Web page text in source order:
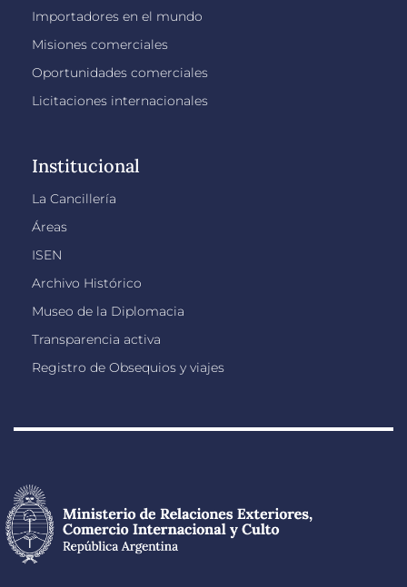
Importadores en el mundo
Misiones comerciales
Oportunidades comerciales
Licitaciones internacionales
Institucional
La Cancillería
Áreas
ISEN
Archivo Histórico
Museo de la Diplomacia
Transparencia activa
Registro de Obsequios y viajes